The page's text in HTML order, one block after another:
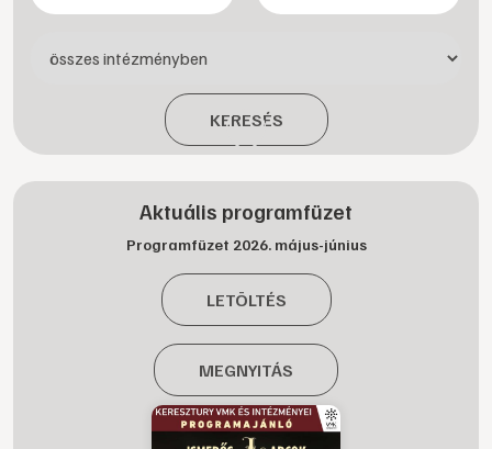
KERESÉS
Aktuális programfüzet
Programfüzet 2026. május-június
LETÖLTÉS
MEGNYITÁS